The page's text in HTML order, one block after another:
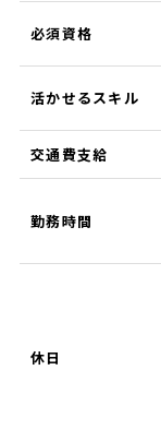
必須資格
活かせるスキル
交通費支給
勤務時間
休日